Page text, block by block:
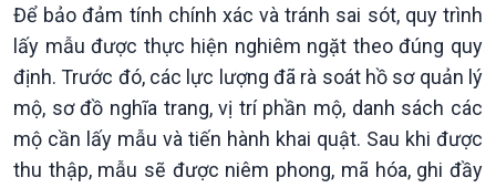
Tin Đời sống & Xã hội
360 độ Sức khỏe
Chuyển đổi Xanh
Tài nguyên và Môi trường
Chuyên gia của bạn
Xã hội chuyển động
Bước chân đến trường
Tin Khoa học & Công nghệ
Kết nối công nghệ
Sống chung với biến đổi
khí hậu
Để bảo đảm tính chính xác và tránh sai sót, quy trình
lấy mẫu được thực hiện nghiêm ngặt theo đúng quy
định. Trước đó, các lực lượng đã rà soát hồ sơ quản lý
mộ, sơ đồ nghĩa trang, vị trí phần mộ, danh sách các
mộ cần lấy mẫu và tiến hành khai quật. Sau khi được
thu thập, mẫu sẽ được niêm phong, mã hóa, ghi đầy